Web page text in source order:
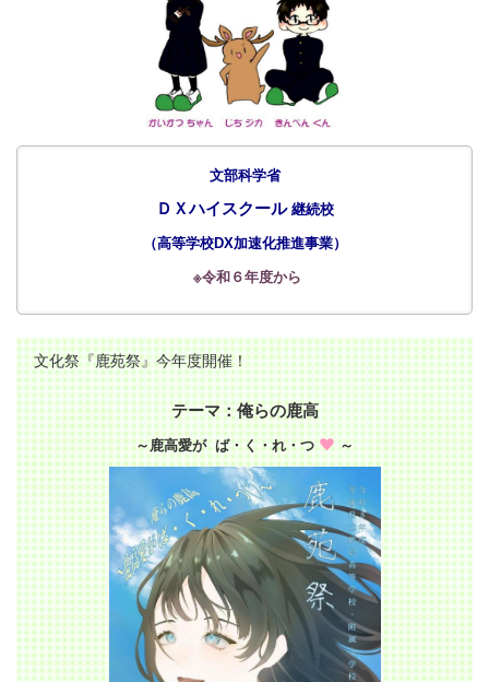
文部科学省
ＤＸハイスクール 継続校
（高等学校DX加速化推進事業）
※令和６年度から
文化祭『鹿苑祭』今年度開催！
テーマ：俺らの鹿高
～鹿高愛が ば・く・れ・つ ～